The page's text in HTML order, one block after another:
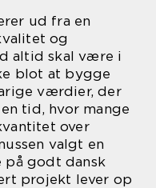
ud fra en
og
altid skal være i
blot at bygge
værdier, der
tid, hvor mange
over
valgt en
på godt dansk
projekt lever op